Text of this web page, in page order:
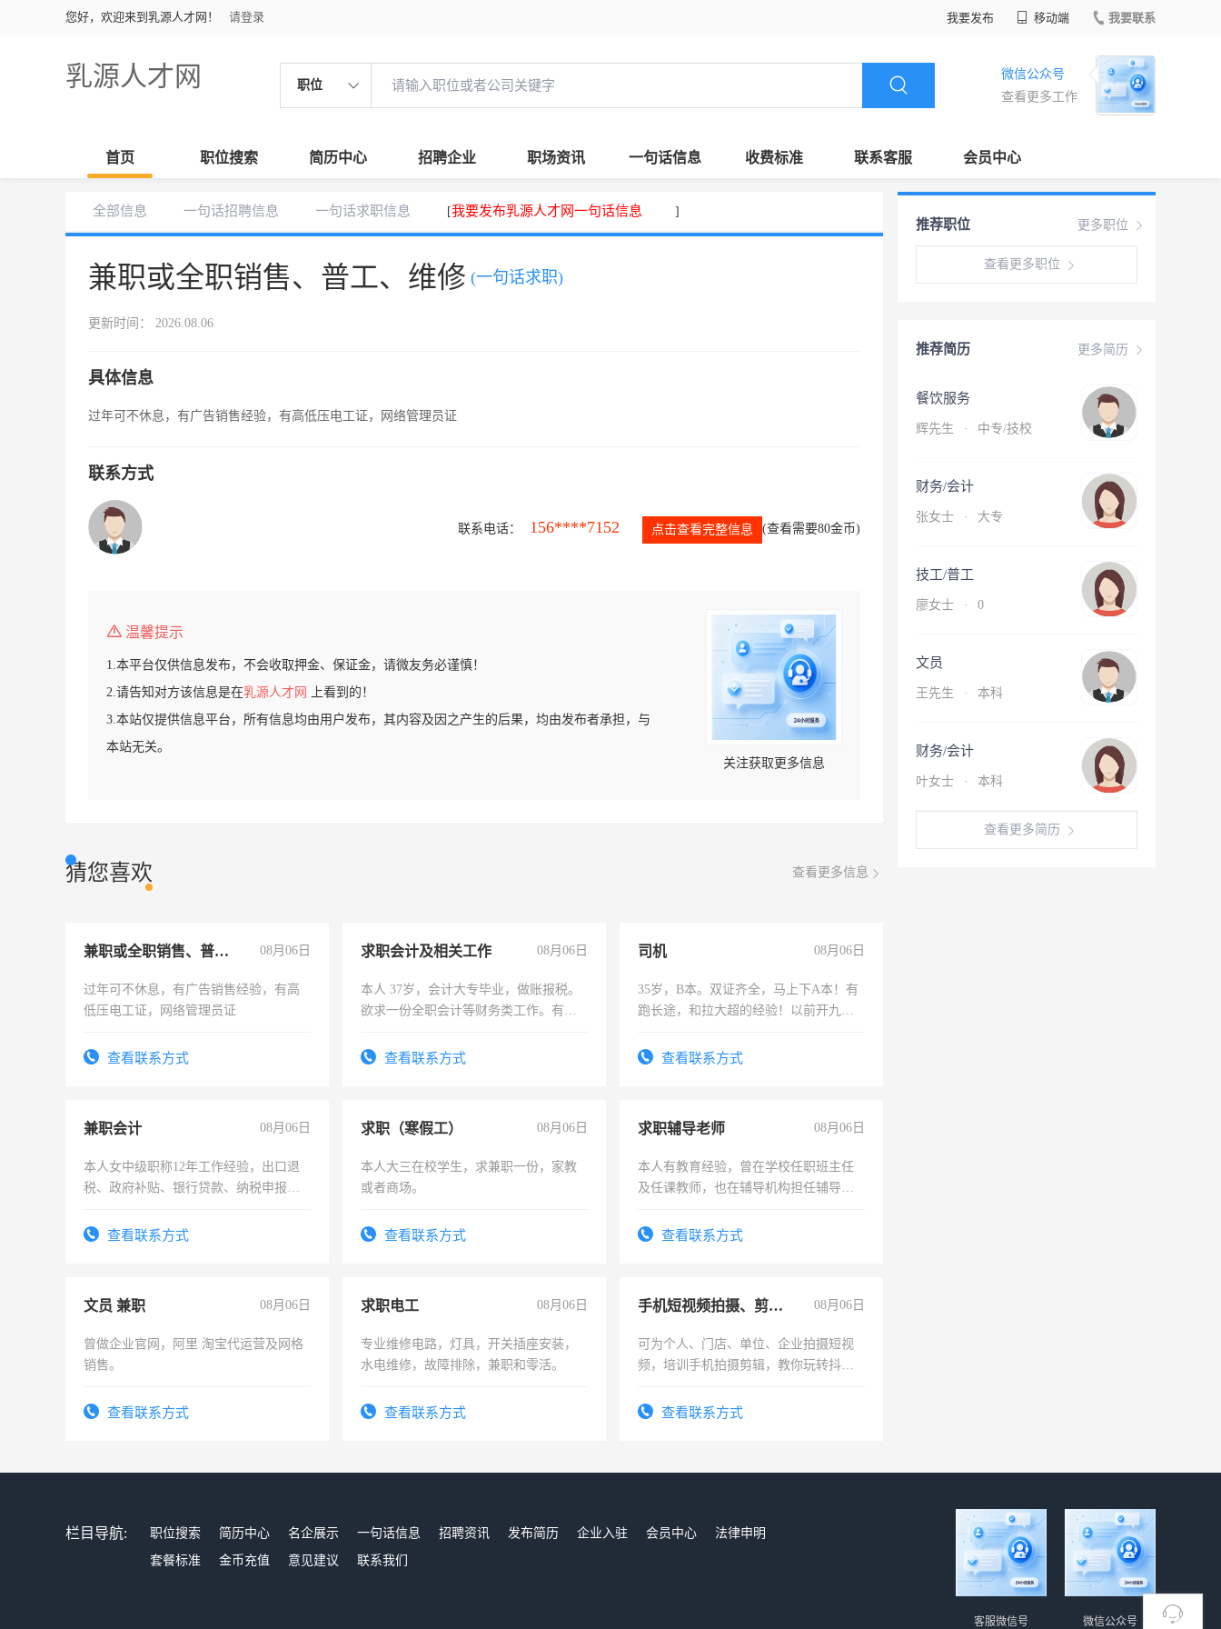
您好，欢迎来到乳源人才网！ 请登录 我要发布 移动端 我要联系
乳源人才网 职位
微信公众号
查看更多工作
首页 职位搜索 简历中心 招聘企业 职场资讯 一句话信息 收费标准 联系客服 会员中心
全部信息 一句话招聘信息 一句话求职信息 [我要发布乳源人才网一句话信息 ]
兼职或全职销售、普工、维修 (一句话求职)
更新时间： 2026.08.06
具体信息
过年可不休息，有广告销售经验，有高低压电工证，网络管理员证
联系方式
联系电话： 156****7152 点击查看完整信息 (查看需要80金币)
温馨提示
1.本平台仅供信息发布，不会收取押金、保证金，请微友务必谨慎！
2.请告知对方该信息是在乳源人才网
上看到的！
3.本站仅提供信息平台，所有信息均由用户发布，其内容及因之产生的后果，均由发布者承担，与
本站无关。
关注获取更多信息
猜您喜欢 查看更多信息
兼职或全职销售、普工、维修 08月06日
过年可不休息，有广告销售经验，有高
低压电工证，网络管理员证
查看联系方式
求职会计及相关工作 08月06日
本人 37岁，会计大专毕业，做账报税。
欲求一份全职会计等财务类工作。有会
查看联系方式
司机 08月06日
35岁，B本。双证齐全，马上下A本！有
跑长途，和拉大超的经验！以前开九米
查看联系方式
兼职会计 08月06日
本人女中级职称12年工作经验，出口退
税、政府补贴、银行贷款、纳税申报、
务，财务咨询等业务。欲求兼职会计工
查看联系方式
求职（寒假工） 08月06日
本人大三在校学生，求兼职一份，家教
或者商场。
查看联系方式
求职辅导老师 08月06日
本人有教育经验，曾在学校任职班主任
及任课教师，也在辅导机构担任辅导教
查看联系方式
文员 兼职 08月06日
曾做企业官网，阿里 淘宝代运营及网格
销售。
查看联系方式
求职电工 08月06日
专业维修电路，灯具，开关插座安装，
水电维修，故障排除，兼职和零活。
查看联系方式
手机短视频拍摄、剪辑、抖音快手 08月06日
可为个人、门店、单位、企业拍摄短视
频，培训手机拍摄剪辑，教你玩转抖音
频，培训手机拍摄剪辑，教你玩转抖
查看联系方式
更多职位
推荐职位
查看更多职位
更多简历
推荐简历
餐饮服务
辉先生 · 中专/技校
财务/会计
张女士 · 大专
技工/普工
廖女士 · 0
文员
王先生 · 本科
财务/会计
叶女士 · 本科
查看更多简历
栏目导航: 职位搜索 简历中心 名企展示 一句话信息 招聘资讯 发布简历 企业入驻 会员中心
法律申明
套餐标准
金币充值 意见建议 联系我们
微信公众号
客服微信号